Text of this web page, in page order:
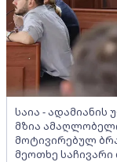
საია -
მზია
მოტივირებულ
მეოთხე